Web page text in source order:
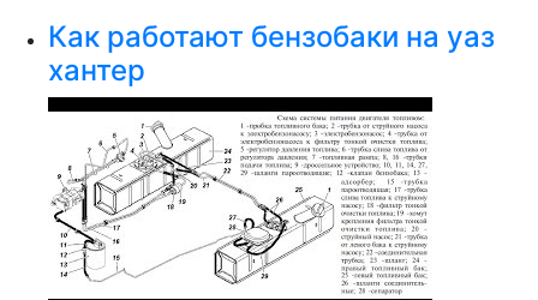
Как работают бензобаки на уаз
хантер